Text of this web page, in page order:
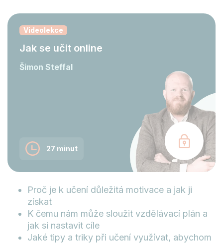
Videolekce
Jak se učit online
Šimon Steffal
27 minut
Proč je k učení důležitá motivace a jak ji
získat
K čemu nám může sloužit vzdělávací plán a
jak si nastavit cíle
Jaké tipy a triky při učení využívat, abychom